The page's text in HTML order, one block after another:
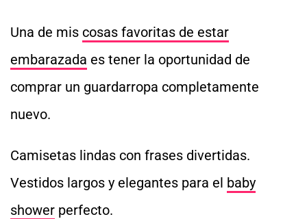
Una de mis cosas favoritas de estar
embarazada es tener la oportunidad de
comprar un guardarropa completamente
nuevo.
Camisetas lindas con frases divertidas.
Vestidos largos y elegantes para el baby
shower perfecto.